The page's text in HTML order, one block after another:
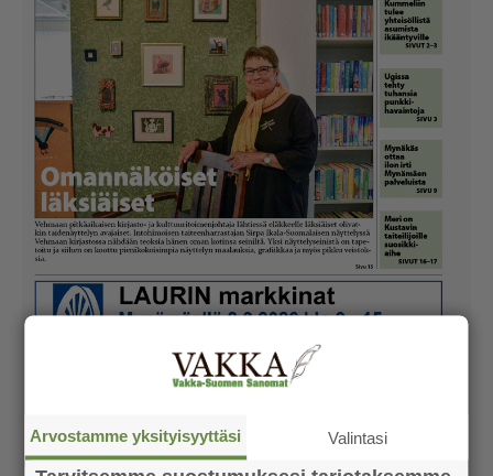
Arvostamme yksityisyyttäsi Valintasi